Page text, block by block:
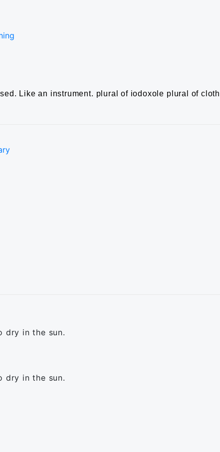
Like an instrument. plural of iodoxole plural of cloth
dry in the sun.
dry in the sun.